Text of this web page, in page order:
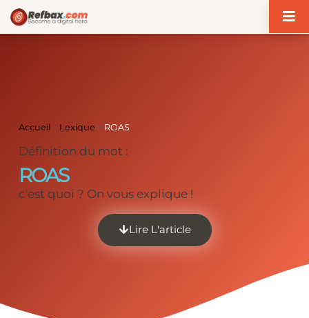
Accueil > Lexique > ROAS
Définition du mot :
ROAS
c'est quoi ? On vous explique !
Lire L'article
Panneau de gestion des cookies